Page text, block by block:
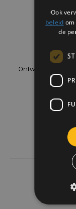
Ontvang de
Ook
beleid
de